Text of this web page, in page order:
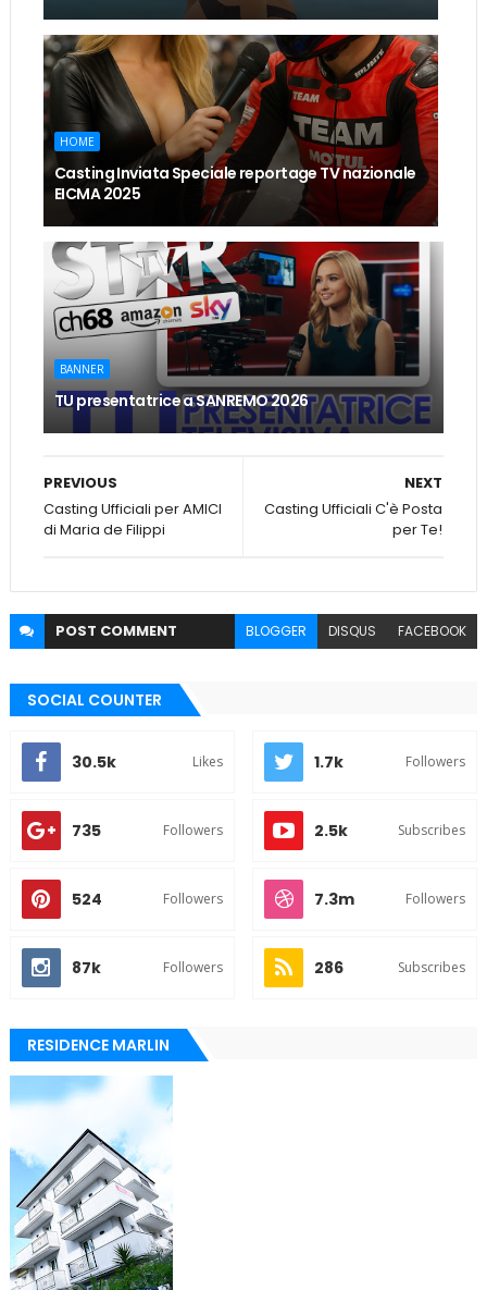
HOME
Casting Inviata Speciale reportage TV nazionale
EICMA 2025
BANNER
TU presentatrice a SANREMO 2026
NEXT
Casting Ufficiali C'è Posta
per Te!
PREVIOUS
Casting Ufficiali per AMICI
di Maria de Filippi
POST COMMENT BLOGGER DISQUS FACEBOOK
SOCIAL COUNTER
30.5k Likes 1.7k Followers
735 Followers 2.5k Subscribes
524 Followers 7.3m Followers
87k Followers 286 Subscribes
RESIDENCE MARLIN